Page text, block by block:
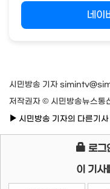
네이
시민방송 기자
저작권자 © 시민방송뉴스통
시민방송 기자의 다른기사
로그
이 기사